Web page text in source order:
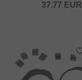
37.77 EUR